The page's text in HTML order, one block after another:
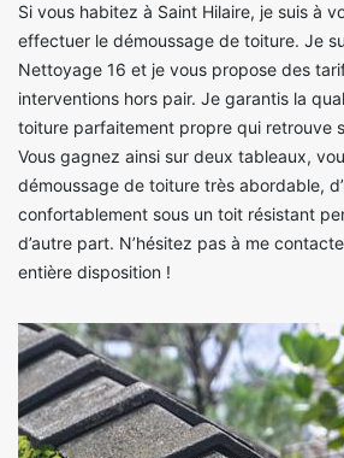
Si vous habitez à Saint Hilaire, je suis à
effectuer le démoussage de toiture. Je
Nettoyage 16 et je vous propose des
interventions hors pair. Je garantis la
toiture parfaitement propre qui retrouve
Vous gagnez ainsi sur deux tableaux,
démoussage de toiture très abordable,
confortablement sous un toit résistant
d’autre part. N’hésitez pas à me
entière disposition !